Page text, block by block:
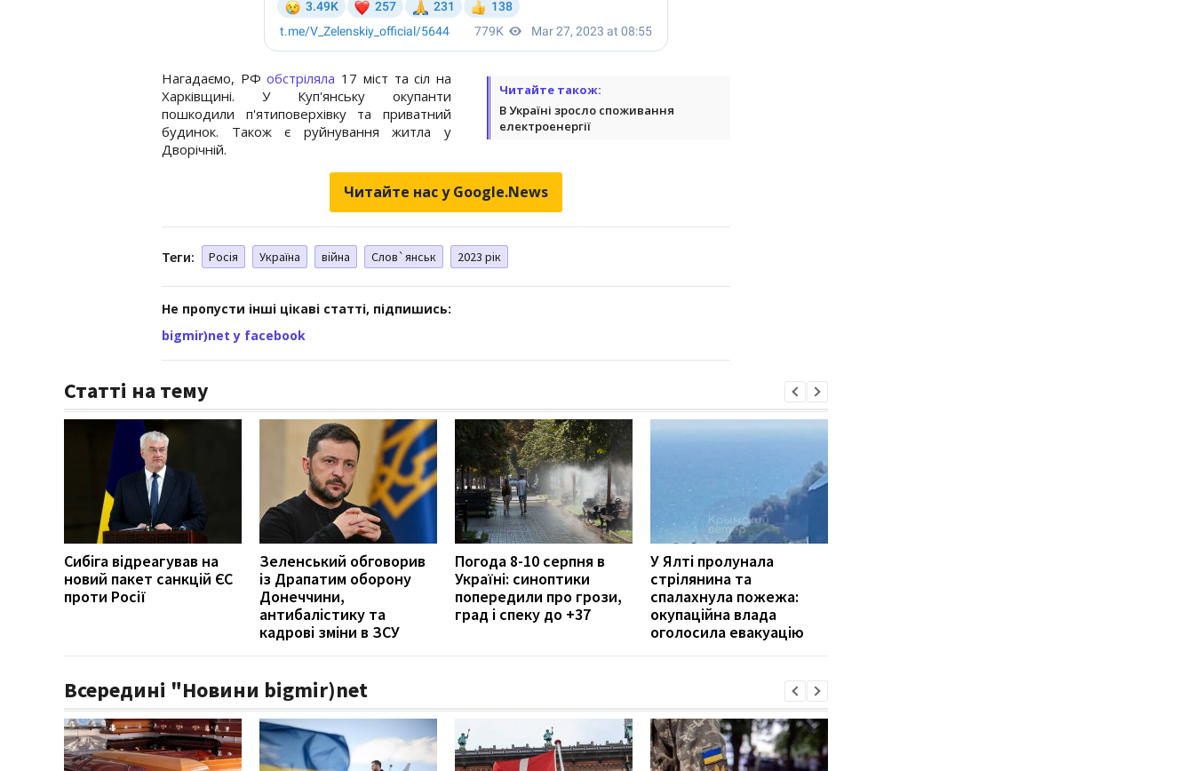
Читайте також:
В Україні зросло споживання
електроенергії
Нагадаємо, РФобстріляла 17 міст та сіл на
Харківщині. У Куп'янську окупанти
пошкодили п'ятиповерхівку та приватний
будинок. Також є руйнування житла у
Дворічній.
Читайте нас у Google.News
Теги: Росія Україна війна Слов`янськ 2023 рік
Не пропусти інші цікаві статті, підпишись:
bigmir)net у facebook
Статті на тему
Сибіга відреагував на
новий пакет санкцій ЄС
проти Росії
Зеленський обговорив
із Драпатим оборону
Донеччини,
антибалістику та
кадрові зміни в ЗСУ
Погода 8-10 серпня в
Україні: синоптики
попередили про грози,
град і спеку до +37
У Ялті пролунала
стрілянина та
спалахнула пожежа:
окупаційна влада
оголосила евакуацію
Всередині "Новини bigmir)net